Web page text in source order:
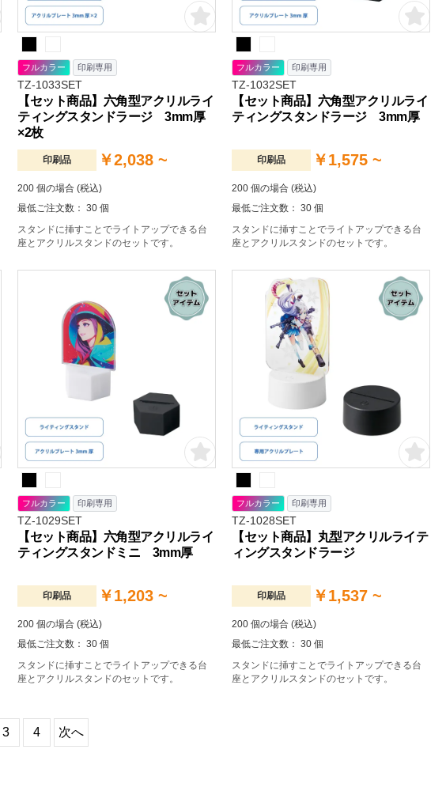
フルカラー 印刷専用
TZ-1033SET
【セット商品】六角型アクリルライ
ティングスタンドラージ 3mm厚
×2枚
印刷品 ￥2,038 ~
200 個の場合 (税込)
最低ご注文数： 30 個
スタンドに挿すことでライトアップできる台
座とアクリルスタンドのセットです。
フルカラー 印刷専用
TZ-1032SET
【セット商品】六角型アクリルライ
ティングスタンドラージ 3mm厚
印刷品 ￥1,575 ~
200 個の場合 (税込)
最低ご注文数： 30 個
スタンドに挿すことでライトアップできる台
座とアクリルスタンドのセットです。
フルカラー 印刷専用
TZ-1029SET
【セット商品】六角型アクリルライ
ティングスタンドミニ 3mm厚
印刷品 ￥1,203 ~
200 個の場合 (税込)
最低ご注文数： 30 個
スタンドに挿すことでライトアップできる台
座とアクリルスタンドのセットです。
フルカラー 印刷専用
TZ-1028SET
【セット商品】丸型アクリルライテ
ィングスタンドラージ
印刷品 ￥1,537 ~
200 個の場合 (税込)
最低ご注文数： 30 個
スタンドに挿すことでライトアップできる台
座とアクリルスタンドのセットです。
3 4 次へ